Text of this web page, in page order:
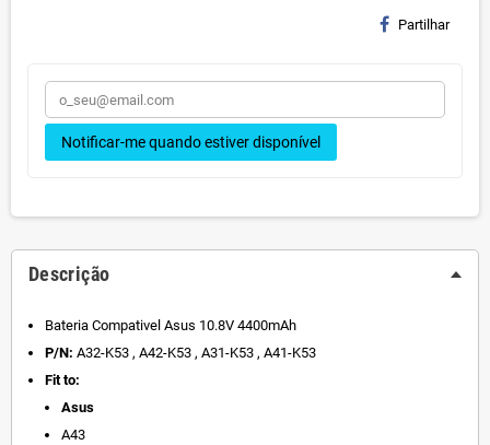
Partilhar
Notificar-me quando estiver disponível
Descrição
Bateria Compativel Asus 10.8V 4400mAh
P/N: A32-K53 , A42-K53 , A31-K53 , A41-K53
Fit to:
Asus
A43